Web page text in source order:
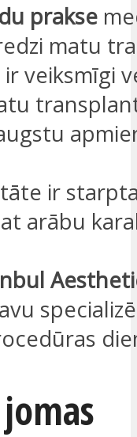
prakse
matu
veiksmīgi
ir
arābu